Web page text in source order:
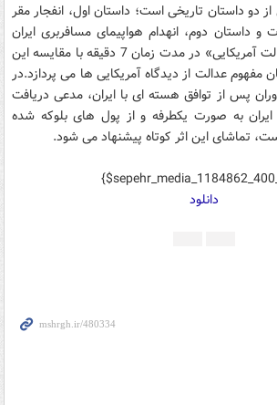
از دو داستان تاریخی است؛ داستان اول، انفجار مقر
و داستان دوم، انهدام هواپیمای مسافربری ایران
توسط آمریکا است.«عدالت آمریکایی» در مدت زمان 7 دقیقه با مقایسه این
مفهوم عدالت از دیدگاه آمریکایی ها می پردازد.در
پس از توافق هسته ای با ایران، مدعی دریافت
ایران به صورت یکطرفه و از پول های بلوکه شده
تماشای این اثر کوتاه پیشنهاد می شود.
دانلود